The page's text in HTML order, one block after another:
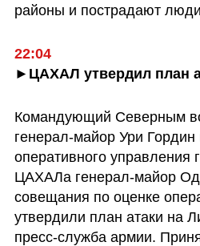
районы и пострадают
22:04
►ЦАХАЛ утвердил план
Командующий Северным
генерал-майор Ури Гордин
оперативного управления
ЦАХАЛа генерал-майор
совещания по оценке
утвердили план атаки на
пресс-служба армии.